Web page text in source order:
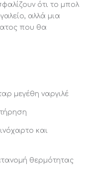
ότι το μπολ
αλλά μια
που θα
μεγέθη ναργιλέ
και
θερμότητας